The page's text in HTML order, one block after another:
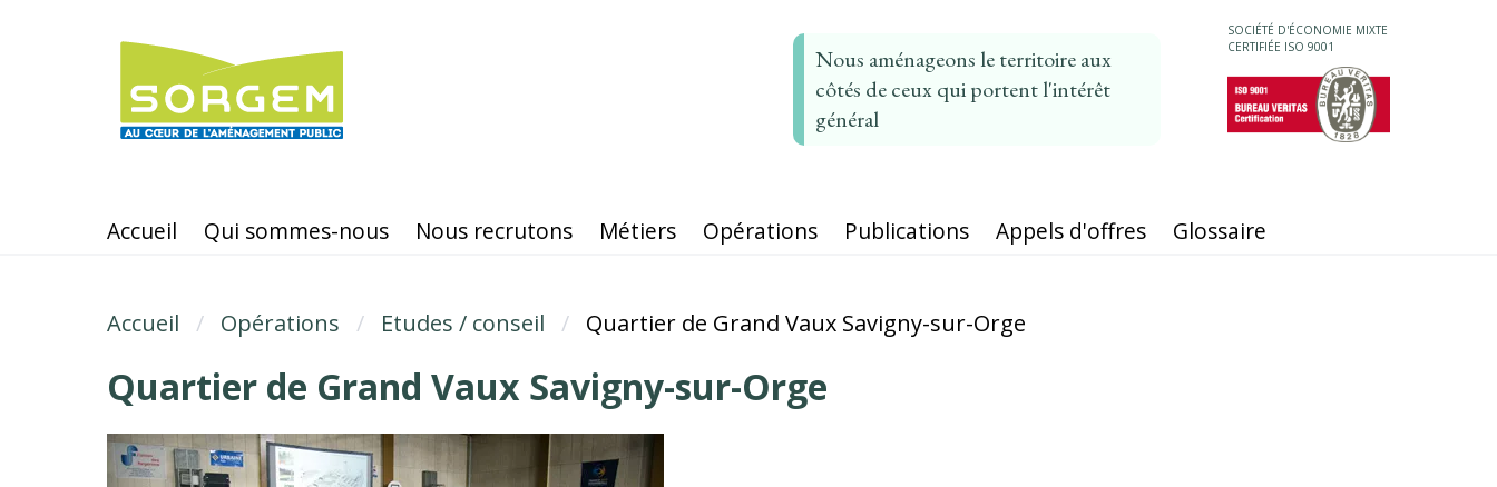
Nous aménageons le territoire aux
côtés de ceux qui portent l'intérêt
général
SOCIÉTÉ D'ÉCONOMIE MIXTE
CERTIFIÉE ISO 9001
Accueil Qui sommes-nous Nous recrutons Métiers Opérations Publications Appels d'offres Glossaire
Fil d'Ariane
Accueil Opérations Etudes / conseil Quartier de Grand Vaux Savigny-sur-Orge
Quartier de Grand Vaux Savigny-sur-Orge